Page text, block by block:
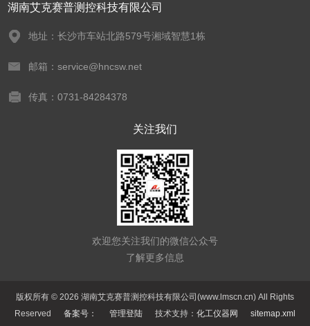
湖南艾克赛普测控科技有限公司
地址：长沙市车站北路579号湘域智慧1栋
邮箱：service@hncsw.net
传真：0731-84284378
关注我们
欢迎您关注我们的微信公众号
了解更多信息
版权所有 © 2026 湖南艾克赛普测控科技有限公司(www.lmscn.cn) All Rights
Reserved 备案号： 管理登陆 技术支持： 化工仪器网 sitemap.xml